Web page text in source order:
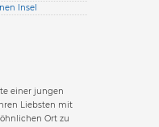
Insel
einer jungen
Liebsten mit
Ort zu